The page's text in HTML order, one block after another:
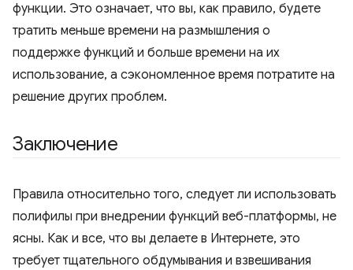
функции. Это означает, что вы, как правило, будете
тратить меньше времени на размышления о
поддержке функций и больше времени на их
использование, а сэкономленное время потратите на
решение других проблем.
Заключение
Правила относительно того, следует ли использовать
полифилы при внедрении функций веб-платформы, не
ясны. Как и все, что вы делаете в Интернете, это
требует тщательного обдумывания и взвешивания